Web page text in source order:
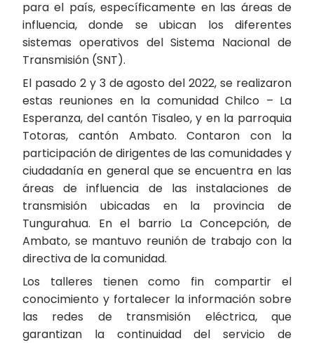
para el país, específicamente en las áreas de
influencia, donde se ubican los diferentes
sistemas operativos del Sistema Nacional de
Transmisión (SNT).
El pasado 2 y 3 de agosto del 2022, se realizaron
estas reuniones en la comunidad Chilco – La
Esperanza, del cantón Tisaleo, y en la parroquia
Totoras, cantón Ambato. Contaron con la
participación de dirigentes de las comunidades y
ciudadanía en general que se encuentra en las
áreas de influencia de las instalaciones de
transmisión ubicadas en la provincia de
Tungurahua. En el barrio La Concepción, de
Ambato, se mantuvo reunión de trabajo con la
directiva de la comunidad.
Los talleres tienen como fin compartir el
conocimiento y fortalecer la información sobre
las redes de transmisión eléctrica, que
garantizan la continuidad del servicio de